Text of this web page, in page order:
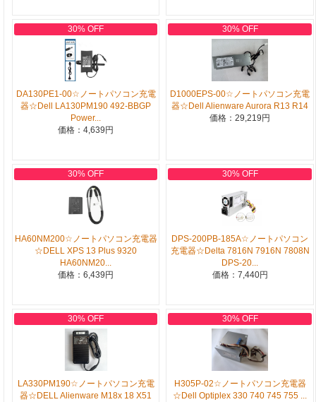
30% OFF
DA130PE1-00☆ノートパソコン充電
器☆Dell LA130PM190 492-BBGP
Power...
価格：4,639円
30% OFF
D1000EPS-00☆ノートパソコン充電
器☆Dell Alienware Aurora R13 R14
価格：29,219円
30% OFF
HA60NM200☆ノートパソコン充電器
☆DELL XPS 13 Plus 9320
HA60NM20...
価格：6,439円
30% OFF
DPS-200PB-185A☆ノートパソコン
充電器☆Delta 7816N 7916N 7808N
DPS-20...
価格：7,440円
30% OFF
LA330PM190☆ノートパソコン充電
器☆DELL Alienware M18x 18 X51
30% OFF
H305P-02☆ノートパソコン充電器
☆Dell Optiplex 330 740 745 755 ...